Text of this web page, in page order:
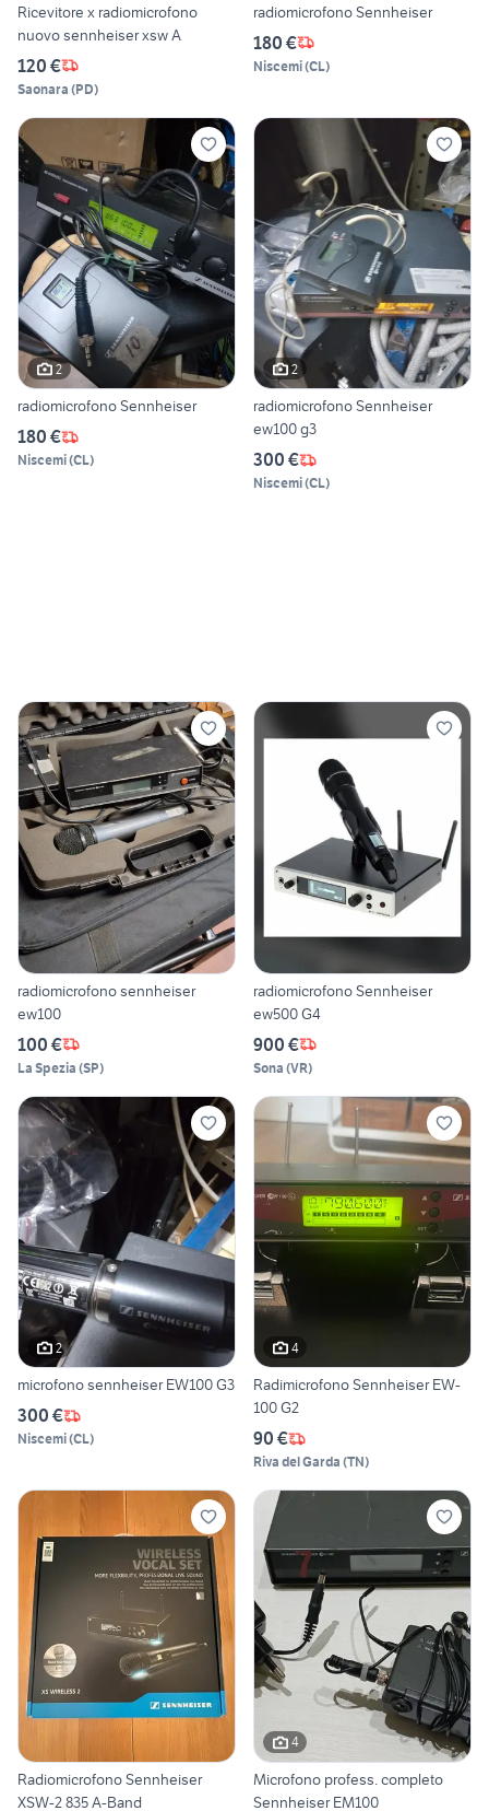
Ricevitore x radiomicrofono
nuovo sennheiser xsw A
120 €
Saonara (PD)
radiomicrofono Sennheiser
180 €
Niscemi(CL)
2
radiomicrofono Sennheiser
180 €
Niscemi(CL)
2
radiomicrofono Sennheiser
ew100 g3
300 €
Niscemi(CL)
radiomicrofono sennheiser
ew100
100 €
La Spezia (SP)
radiomicrofono Sennheiser
ew500 G4
900 €
Sona (VR)
2
microfono sennheiser EW100 G3
300 €
Niscemi(CL)
4
Radimicrofono Sennheiser EW-
100 G2
90 €
Riva del Garda (TN)
Radiomicrofono Sennheiser
XSW-2 835 A-Band
4
Microfono profess. completo
Sennheiser EM100